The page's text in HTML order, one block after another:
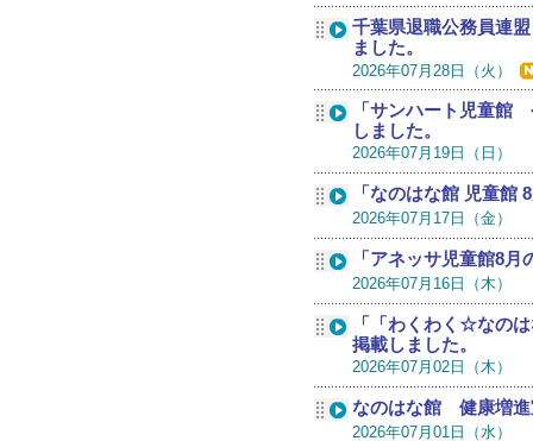
千葉県退職公務員連
ました。
2026年07月28日（火）
「サンハート児童館
しました。
2026年07月19日（日）
「なのはな館 児童館
2026年07月17日（金）
「アネッサ児童館8
2026年07月16日（木）
「「わくわく☆なの
掲載しました。
2026年07月02日（木）
なのはな館 健康増
2026年07月01日（水）